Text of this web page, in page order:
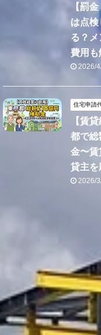
【罰
は点
る？
費用も
2026/
住宅申請
【賃
都で総
金〜賃
貸主を
2026/